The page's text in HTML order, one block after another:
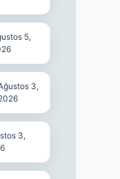
5,
3,
3,